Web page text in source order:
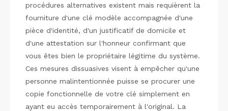
procédures alternatives existent mais requièrent la
fourniture d'une clé modèle accompagnée d'une
pièce d'identité, d'un justificatif de domicile et
d'une attestation sur l'honneur confirmant que
vous êtes bien le propriétaire légitime du système.
Ces mesures dissuasives visent à empêcher qu'une
personne malintentionnée puisse se procurer une
copie fonctionnelle de votre clé simplement en
ayant eu accès temporairement à l'original. La